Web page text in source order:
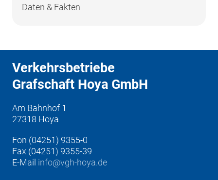
Daten & Fakten
Verkehrsbetriebe
Grafschaft Hoya GmbH
Am Bahnhof 1
27318 Hoya
Fon (04251) 9355-0
Fax (04251) 9355-39
E-Mail info@vgh-hoya.de